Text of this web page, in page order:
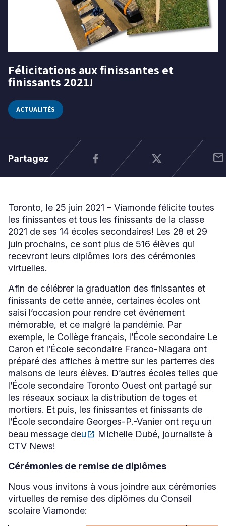
Tous
Élémentaire
Secondaire
RECHERCHER
25
juin
Félicitations aux finissantes et
finissants 2021!
ACTUALITÉS
Partagez mail
Toronto, le 25 juin 2021 – Viamonde félicite toutes
les finissantes et tous les finissants de la classe
2021 de ses 14 écoles secondaires! Les 28 et 29
juin prochains, ce sont plus de 516 élèves qui
recevront leurs diplômes lors des cérémonies
virtuelles.
Afin de célébrer la graduation des finissantes et
finissants de cette année, certaines écoles ont
saisi l’occasion pour rendre cet événement
mémorable, et ce malgré la pandémie. Par
exemple, le Collège français, l’École secondaire Le
Caron et l’École secondaire Franco-Niagara ont
préparé des affiches à mettre sur les parterres des
maisons de leurs élèves. D’autres écoles telles que
l’École secondaire Toronto Ouest ont partagé sur
les réseaux sociaux la distribution de toges et
mortiers. Et puis, les finissantes et finissants de
l’École secondaire Georges-P.-Vanier ont reçu un
beau message deuopen_in_new
Ce
dans
nouvelle
fenêtre
Michelle Dubé, journaliste à
CTV News!
Cérémonies de remise de diplômes
Nous vous invitons à vous joindre aux cérémonies
virtuelles de remise des diplômes du Conseil
scolaire Viamonde: